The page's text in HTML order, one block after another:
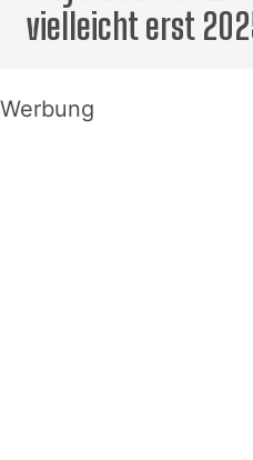
vielleicht erst
Werbung